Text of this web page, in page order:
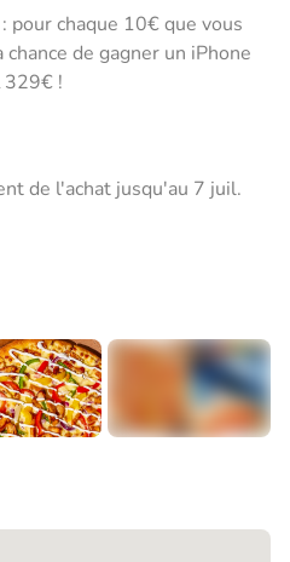
pour chaque 10€ que vous
de gagner un iPhone
329€ !
de l'achat jusqu'au 7 juil.